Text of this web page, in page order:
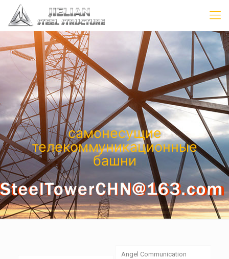
самонесущие
телекоммуникационные
башни
Angel Communication